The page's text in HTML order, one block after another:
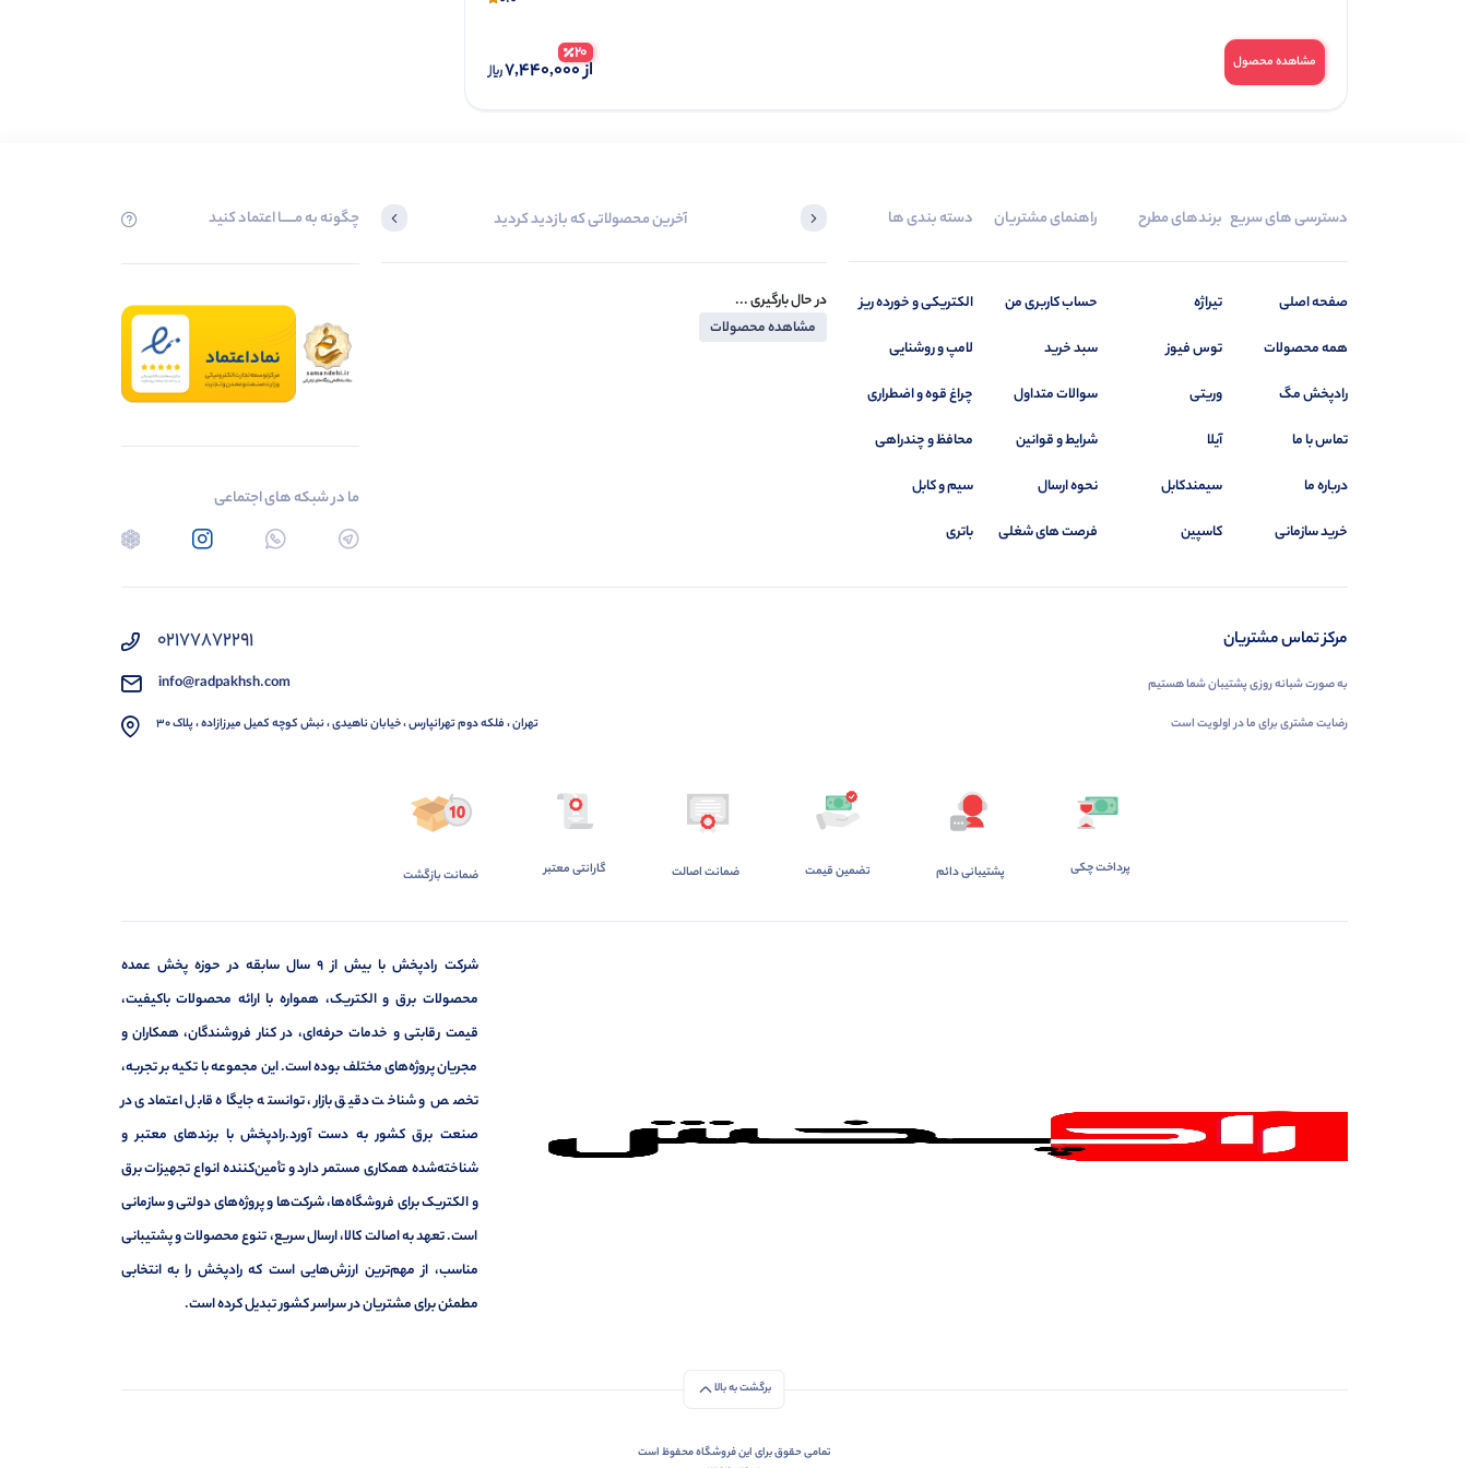
مشاهده محصول 20
از7,440,000
دسترسی های سریع
صفحه اصلی
همه محصولات
رادپخش مگ
تماس با ما
درباره ما
خرید سازمانی
برندهای مطرح
تیراژه
توس فیوز
وریتی
آیلا
سیمندکابل
کاسپین
راهنمای مشتریان
حساب کاربری من
سبد خرید
سوالات متداول
شرایط و قوانین
نحوه ارسال
فرصت های شغلی
دسته بندی ها
الکتریکی و خورده ریز
لامپ و روشنایی
چراغ قوه و اضطراری
محافظ و چندراهی
سیم و کابل
باتری
آخرین محصولاتی که بازدید کردید
در حال بارگیری ...
مشاهده محصولات
چگونه به مــــــا اعتماد کنید
ما در شبکه های اجتماعی
مرکز تماس مشتریان
به صورت شبانه روزی پشتیبان شما هستیم
رضایت مشتری برای ما در اولویت است
02177872291
info@radpakhsh.com
تهران ، فلکه دوم تهرانپارس ، خیابان ناهیدی ، نبش کوچه کمیل میرزازاده ، پلاک 30
پرداخت چکی پشتیبانی دائم تضمین قیمت ضمانت اصالت گارانتی معتبر ضمانت بازگشت
شرکت رادپخش با بیش از ۹ سال سابقه در حوزه پخش عمده
محصولات برق و الکتریک، همواره با ارائه محصولات باکیفیت،
قیمت رقابتی و خدمات حرفه‌ای، در کنار فروشندگان، همکاران و
مجریان پروژه‌های مختلف بوده است. این مجموعه با تکیه بر تجربه،
تخصص و شناخت دقیق بازار، توانسته جایگاه قابل اعتمادی در
صنعت برق کشور به دست آورد.رادپخش با برندهای معتبر و
شناخته‌شده همکاری مستمر دارد و تأمین‌کننده انواع تجهیزات برق
و الکتریک برای فروشگاه‌ها، شرکت‌ها و پروژه‌های دولتی و سازمانی
است. تعهد به اصالت کالا، ارسال سریع، تنوع محصولات و پشتیبانی
مناسب، از مهم‌ترین ارزش‌هایی است که رادپخش را به انتخابی
مطمئن برای مشتریان در سراسر کشور تبدیل کرده است.
برگشت به بالا
تمامی حقوق برای این فروشگاه محفوظ است